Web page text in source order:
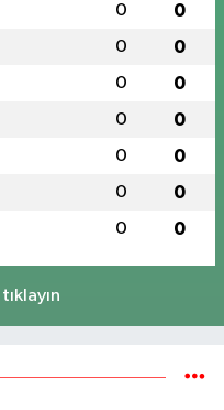
0 0
0 0
0 0
0 0
0 0
0 0
0 0